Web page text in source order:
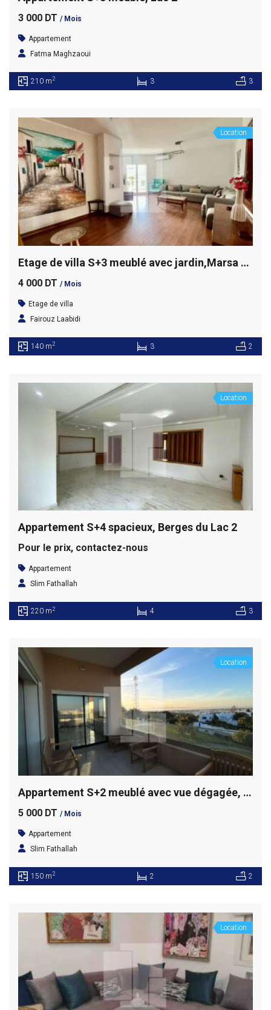
3 000 DT / Mois
Appartement
Fatma Maghzaoui
210 m2 3 3
Location
Etage de villa S+3 meublé avec jardin,Marsa wifak
4 000 DT / Mois
Etage de villa
Fairouz Laabidi
140 m2 3 2
Location
Appartement S+4 spacieux, Berges du Lac 2
Pour le prix, contactez-nous
Appartement
Slim Fathallah
220 m2 4 3
Location
Appartement S+2 meublé avec vue dégagée, Gammarth supérieur
5 000 DT / Mois
Appartement
Slim Fathallah
150 m2 2 2
Location